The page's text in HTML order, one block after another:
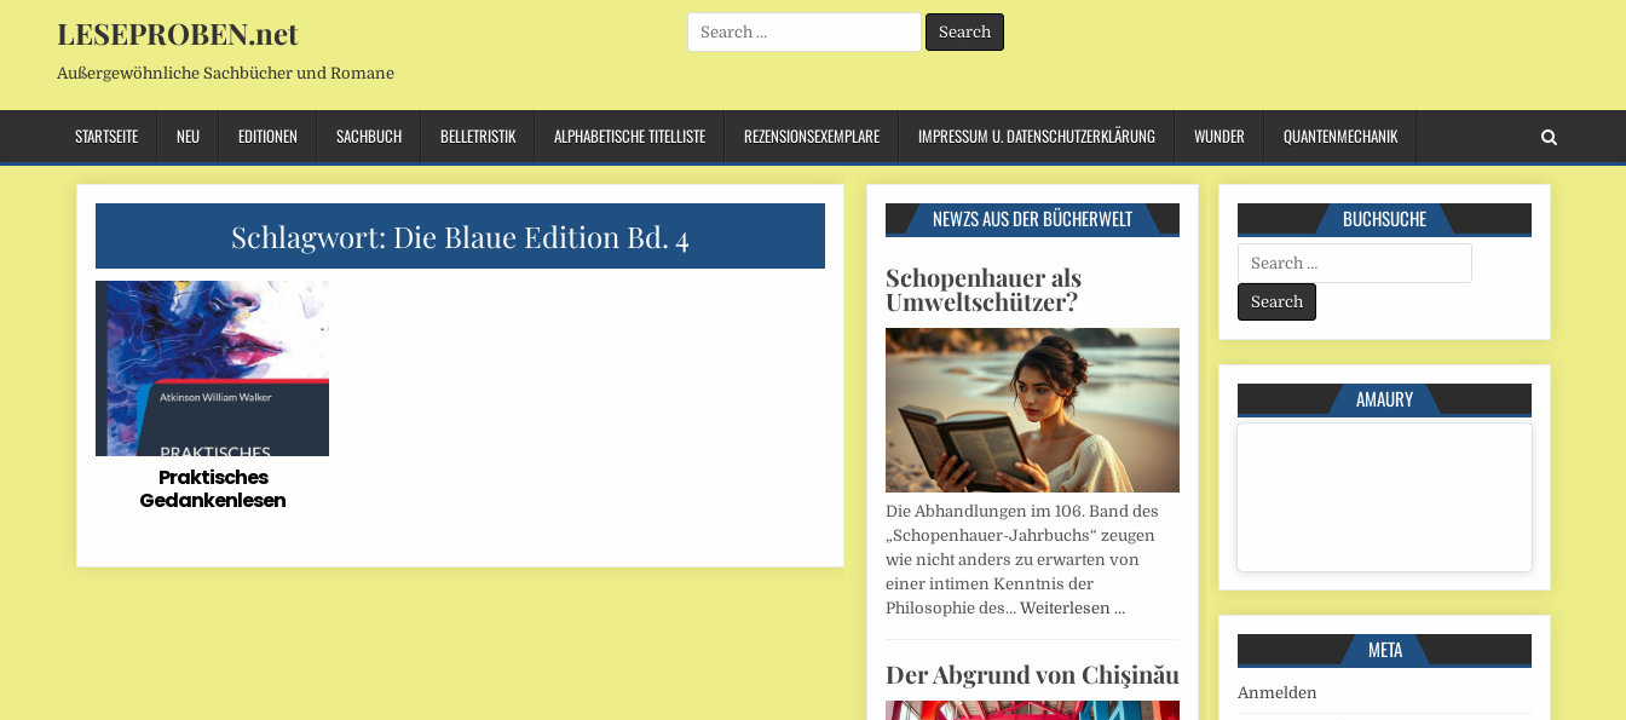
LESEPROBEN.net
Außergewöhnliche Sachbücher und Romane
Search
for:
STARTSEITE NEU EDITIONEN SACHBUCH BELLETRISTIK ALPHABETISCHE TITELLISTE REZENSIONSEXEMPLARE IMPRESSUM U. DATENSCHUTZERKLÄRUNG WUNDER QUANTENMECHANIK
Schlagwort: Die Blaue Edition Bd. 4
Praktisches
Gedankenlesen
NEWZS AUS DER BÜCHERWELT
Schopenhauer als
Umweltschützer?
Die Abhandlungen im 106. Band des
„Schopenhauer-Jahrbuchs“ zeugen
wie nicht anders zu erwarten von
einer intimen Kenntnis der
Philosophie des… Weiterlesen …
Der Abgrund von Chişinău
BUCHSUCHE
Search
for:
AMAURY
META
Anmelden